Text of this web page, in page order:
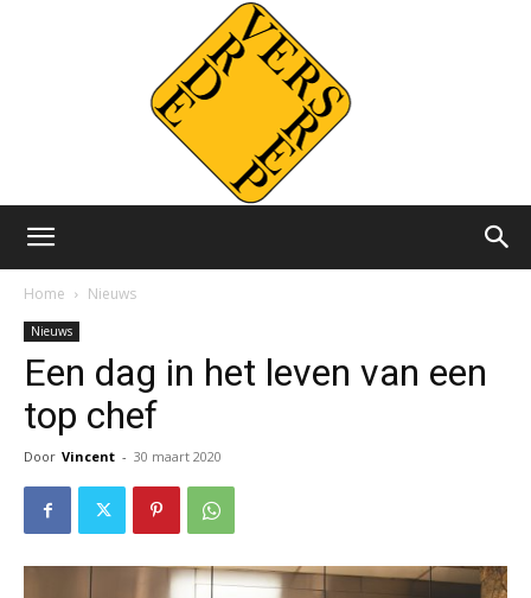
Home
Nieuws
Nieuws
Een dag in het leven van een
top chef
Door Vincent - 30 maart 2020